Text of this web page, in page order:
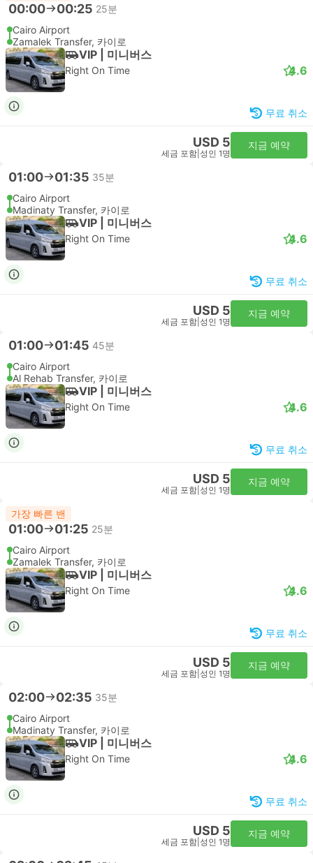
00:00 00:25 25분
Cairo Airport
Zamalek Transfer, 카이로
VIP | 미니버스
Right On Time 4.6
무료 취소
USD 5
세금 포함 성인 1명
지금 예약
01:00 01:35 35분
Cairo Airport
Madinaty Transfer, 카이로
VIP | 미니버스
Right On Time 4.6
무료 취소
USD 5
세금 포함 성인 1명
지금 예약
01:00 01:45 45분
Cairo Airport
Al Rehab Transfer, 카이로
VIP | 미니버스
Right On Time 4.6
무료 취소
USD 5
세금 포함 성인 1명
지금 예약
가장 빠른 밴
01:00 01:25 25분
Cairo Airport
Zamalek Transfer, 카이로
VIP | 미니버스
Right On Time 4.6
무료 취소
USD 5
세금 포함 성인 1명
지금 예약
02:00 02:35 35분
Cairo Airport
Madinaty Transfer, 카이로
VIP | 미니버스
Right On Time 4.6
무료 취소
USD 5
세금 포함 성인 1명
지금 예약